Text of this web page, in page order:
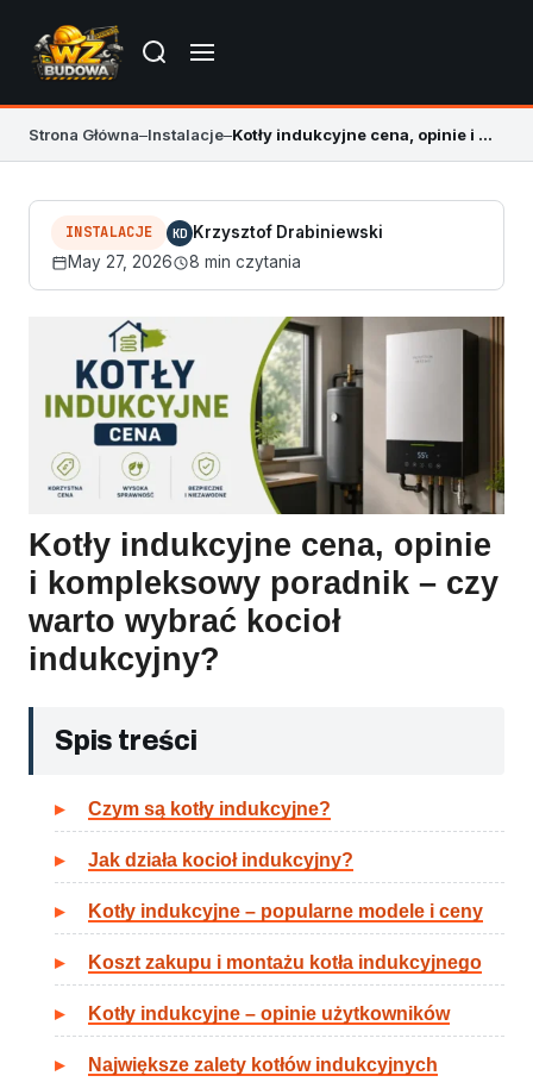
Strona Główna–Instalacje– Kotły indukcyjne cena, opinie i poradnik 2026
INSTALACJE KD Krzysztof Drabiniewski
May 27, 2026
8 min czytania
Kotły indukcyjne cena, opinie
i kompleksowy poradnik – czy
warto wybrać kocioł
indukcyjny?
Spis treści
Czym są kotły indukcyjne?
Jak działa kocioł indukcyjny?
Kotły indukcyjne – popularne modele i ceny
Koszt zakupu i montażu kotła indukcyjnego
Kotły indukcyjne – opinie użytkowników
Największe zalety kotłów indukcyjnych